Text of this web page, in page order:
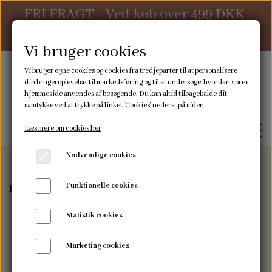
FRI FRAGT - Ved køb over 499 DKK
WEBSHOP
Forside Babyløjer Home edition
Vi bruger cookies
Vi bruger egne cookies og cookies fra tredjeparter til at personalisere
din brugeroplevelse, til markedsføring og til at undersøge, hvordan vores
hjemmeside anvendes af besøgende. Du kan altid tilbagekalde dit
samtykke ved at trykke på linket 'Cookies' nederst på siden.
Læs mere om cookies her
Nødvendige cookies
Funktionelle cookies
Statistik cookies
Marketing cookies